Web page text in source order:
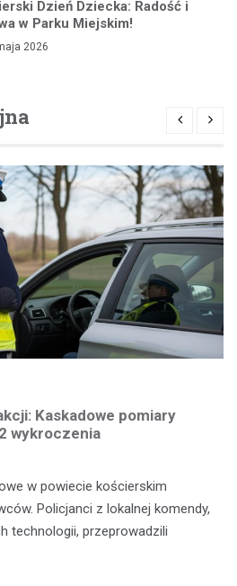
Dzień Dziecka: Radość i
w Parku Miejskim!
2026
Kaskadowe pomiary
wykroczenia
w powiecie kościerskim
Policjanci z lokalnej komendy,
technologii, przeprowadzili